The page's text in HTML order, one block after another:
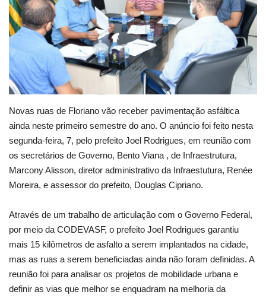
Webmail
Contato
Novas ruas de Floriano vão receber pavimentação asfáltica
ainda neste primeiro semestre do ano. O anúncio foi feito nesta
segunda-feira, 7, pelo prefeito Joel Rodrigues, em reunião com
os secretários de Governo, Bento Viana , de Infraestrutura,
Marcony Alisson, diretor administrativo da Infraestutura, Renée
Moreira, e assessor do prefeito, Douglas Cipriano.
Através de um trabalho de articulação com o Governo Federal,
por meio da CODEVASF, o prefeito Joel Rodrigues garantiu
mais 15 kilômetros de asfalto a serem implantados na cidade,
mas as ruas a serem beneficiadas ainda não foram definidas. A
reunião foi para analisar os projetos de mobilidade urbana e
definir as vias que melhor se enquadram na melhoria da